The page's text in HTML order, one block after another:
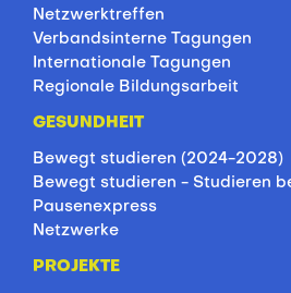
Netzwerktreffen
Verbandsinterne Tagungen
Internationale Tagungen
Regionale Bildungsarbeit
GESUNDHEIT
Bewegt studieren (2024-2028)
Bewegt studieren - Studieren
Pausenexpress
Netzwerke
PROJEKTE